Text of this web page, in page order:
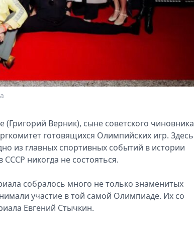
(Григорий Верник), сыне советского чиновника
готовящихся Олимпийских игр. Здесь
из главных спортивных событий в истории
никогда не состояться.
собралось много не только знаменитых
участие в той самой Олимпиаде. Их со
Евгений Стычкин.